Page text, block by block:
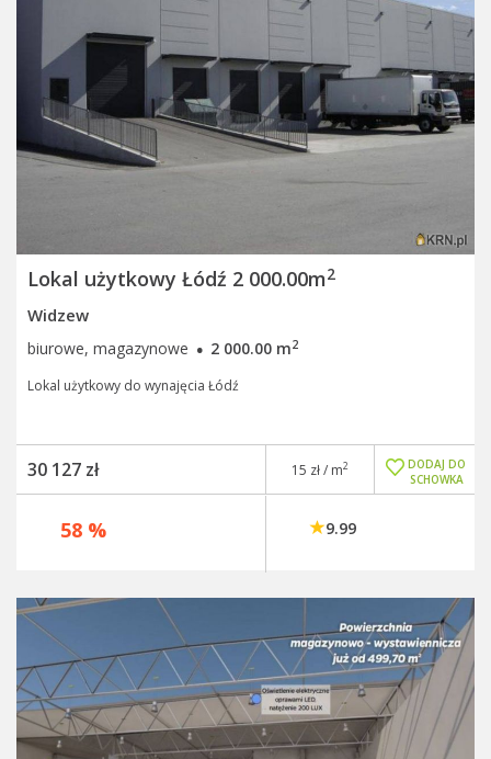
Lokal użytkowy Łódź 2 000.00m2
Widzew
biurowe, magazynowe · 2 000.00 m2
Lokal użytkowy do wynajęcia Łódź
30 127 zł
DODAJ DO
SCHOWKA
15 zł / m2
58 % 9.99